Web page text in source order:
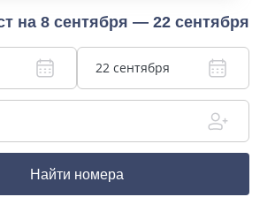
на 8 сентября — 22 сентября
22 сентября
Найти номера